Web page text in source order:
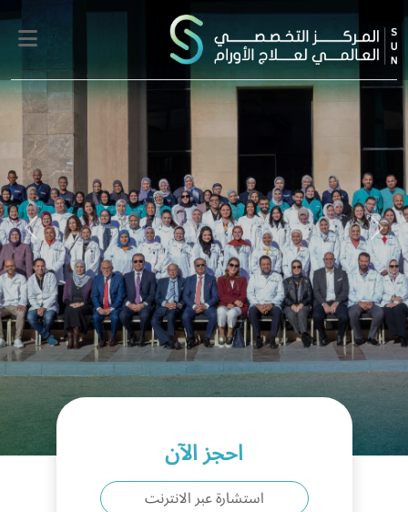
Previous
Next
احجز الآن
استشارة عبر الانترنت